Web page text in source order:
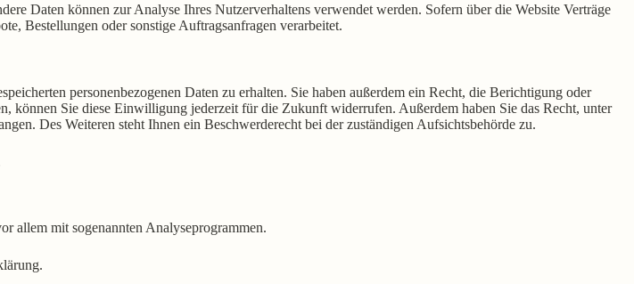
Daten können zur Analyse Ihres Nutzerverhaltens verwendet werden. Sofern über die Website Verträge
Bestellungen oder sonstige Auftragsanfragen verarbeitet.
personenbezogenen Daten zu erhalten. Sie haben außerdem ein Recht, die Berichtigung oder
können Sie diese Einwilligung jederzeit für die Zukunft widerrufen. Außerdem haben Sie das Recht, unter
Des Weiteren steht Ihnen ein Beschwerderecht bei der zuständigen Aufsichtsbehörde zu.
allem mit sogenannten Analyseprogrammen.